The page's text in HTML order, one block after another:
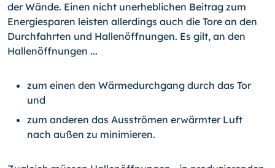
der Wände. Einen nicht unerheblichen Beitrag zum
Energiesparen leisten allerdings auch die Tore an den
Durchfahrten und Hallenöffnungen. Es gilt, an den
Hallenöffnungen ...
zum einen den Wärmedurchgang durch das Tor
und
zum anderen das Ausströmen erwärmter Luft
nach außen zu minimieren.